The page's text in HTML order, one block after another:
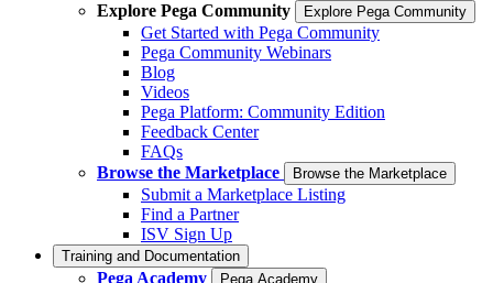
Explore Pega Community
Explore Pega Community
Get Started with Pega Community
Pega Community Webinars
Blog
Videos
Pega Platform: Community Edition
Feedback Center
FAQs
Browse the Marketplace
Browse the Marketplace
Submit a Marketplace Listing
Find a Partner
ISV Sign Up
Training and Documentation
Pega Academy Pega Academy